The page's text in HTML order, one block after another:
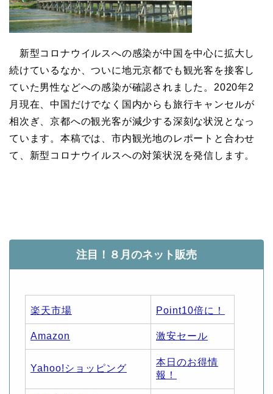
新型コロナウイルスへの感染が中国を中心に拡大し
続けているなか、ついに地元京都でも観光客を接客し
ていた男性などへの感染が確認されました。2020年2
月現在、中国だけでなく国内からも旅行キャンセルが
相次ぎ、京都への観光客が減少する深刻な状況となっ
ています。本稿では、市内観光地のレポートと合わせ
て、新型コロナウイルスへの対策状況を発信します。
注目！８月のネット販売
楽天市場 Point10倍に！
Amazon 激安セール
Yahoo!ショッピング
本日のお得情
報！